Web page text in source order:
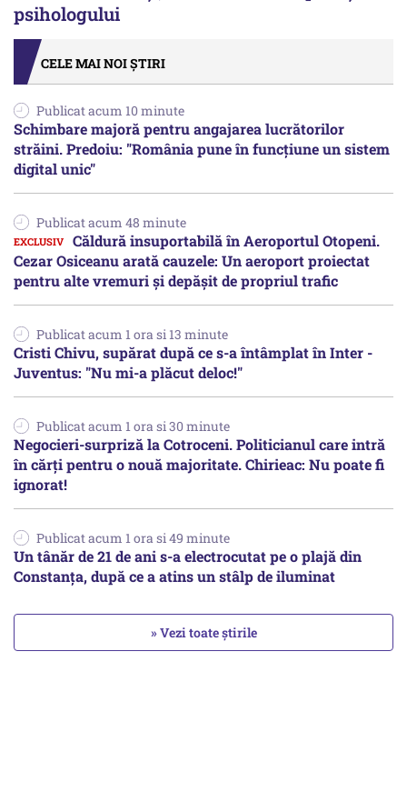
psihologului
CELE MAI NOI ȘTIRI
Publicat acum 10 minute
Schimbare majoră pentru angajarea lucrătorilor
străini. Predoiu: "România pune în funcțiune un sistem
digital unic"
Publicat acum 48 minute
Căldură insuportabilă în Aeroportul Otopeni.
Cezar Osiceanu arată cauzele: Un aeroport proiectat
pentru alte vremuri și depășit de propriul trafic
Publicat acum 1 ora si 13 minute
Cristi Chivu, supărat după ce s-a întâmplat în Inter -
Juventus: "Nu mi-a plăcut deloc!"
Publicat acum 1 ora si 30 minute
Negocieri-surpriză la Cotroceni. Politicianul care intră
în cărți pentru o nouă majoritate. Chirieac: Nu poate fi
ignorat!
Publicat acum 1 ora si 49 minute
Un tânăr de 21 de ani s-a electrocutat pe o plajă din
Constanța, după ce a atins un stâlp de iluminat
» Vezi toate știrile